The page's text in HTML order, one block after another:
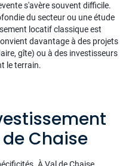
s'avère souvent difficile.
du secteur ou une étude
locatif classique est
davantage à des projets
gîte) ou à des investisseurs
le terrain.
Chaise